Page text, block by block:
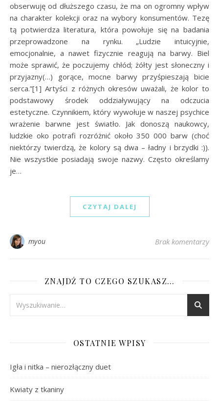
obserwuję od dłuższego czasu, że ma on ogromny wpływ
na charakter kolekcji oraz na wybory konsumentów. Tezę
tą potwierdza literatura, która powołuje się na badania
przeprowadzone na rynku. „Ludzie intuicyjnie,
emocjonalnie, a nawet fizycznie reagują na barwy. Biel
może sprawić, że poczujemy chłód; żółty jest słoneczny i
przyjazny(…) gorące, mocne barwy przyśpieszają bicie
serca.”[1] Artyści z różnych okresów uważali, że kolor to
podstawowy środek oddziaływujący na odczucia
estetyczne. Czynnikiem, który wywołuje w naszej psychice
wrażenie barwne jest światło. Jak donoszą naukowcy,
ludzkie oko potrafi rozróżnić około 350 000 barw (choć
niektórzy twierdzą, że kolory są dwa – ładny i brzydki :)).
Nie wszystkie posiadają swoje nazwy. Często określamy
je…
CZYTAJ DALEJ
myou Brak komentarzy
ZNAJDŹ TO CZEGO SZUKASZ…
OSTATNIE WPISY
Igła i nitka – nierozłączny duet
Kwiaty z tkaniny